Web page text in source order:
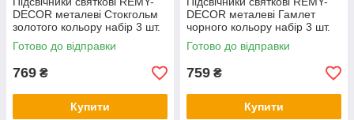
DEСOR металеві Стокгольм
золотого кольору набір 3 шт.
висота 19см 24см 29см
Готово до відправки
769 ₴
Купити
DEСOR металеві Гамлет
чорного кольору набір 3 шт.
висота 23см 28см 33см
Готово до відправки
759 ₴
Купити